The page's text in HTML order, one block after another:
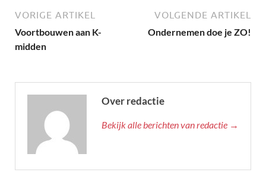
VORIGE ARTIKEL
Voortbouwen aan K-
midden
VOLGENDE ARTIKEL
Ondernemen doe je ZO!
Over redactie
Bekijk alle berichten van redactie →